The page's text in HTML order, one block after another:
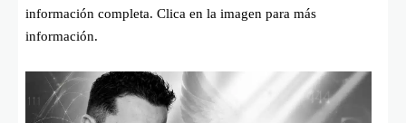
información completa. Clica en la imagen para más
información.